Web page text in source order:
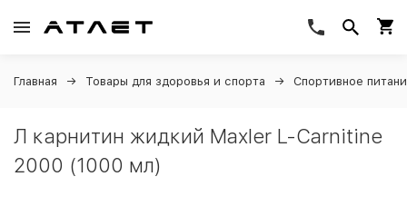
Главная Товары для здоровья и спорта Спортивное
Л карнитин жидкий Maxler L-Carnitine
2000 (1000 мл)